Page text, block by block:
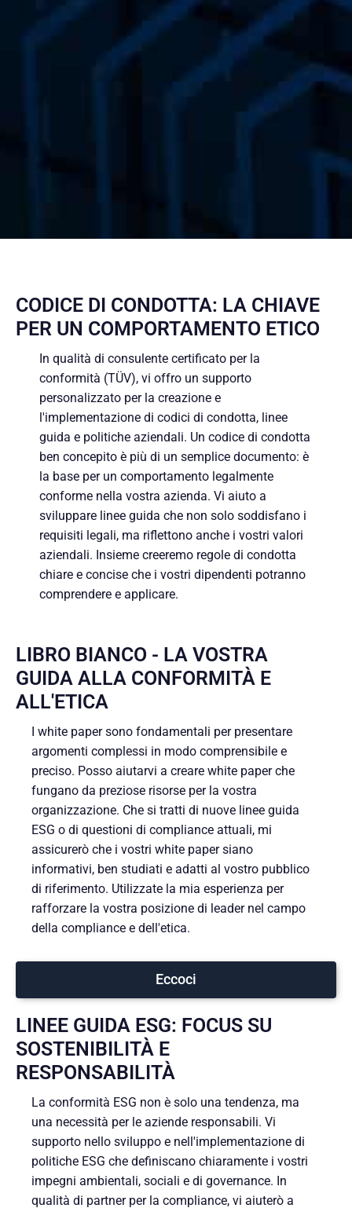
CODICE DI CONDOTTA: LA CHIAVE
PER UN COMPORTAMENTO ETICO
In qualità di consulente certificato per la
conformità (TÜV), vi offro un supporto
personalizzato per la creazione e
l'implementazione di codici di condotta, linee
guida e politiche aziendali. Un codice di condotta
ben concepito è più di un semplice documento: è
la base per un comportamento legalmente
conforme nella vostra azienda. Vi aiuto a
sviluppare linee guida che non solo soddisfano i
requisiti legali, ma riflettono anche i vostri valori
aziendali. Insieme creeremo regole di condotta
chiare e concise che i vostri dipendenti potranno
comprendere e applicare.
LIBRO BIANCO - LA VOSTRA
GUIDA ALLA CONFORMITÀ E
ALL'ETICA
I white paper sono fondamentali per presentare
argomenti complessi in modo comprensibile e
preciso. Posso aiutarvi a creare white paper che
fungano da preziose risorse per la vostra
organizzazione. Che si tratti di nuove linee guida
ESG o di questioni di compliance attuali, mi
assicurerò che i vostri white paper siano
informativi, ben studiati e adatti al vostro pubblico
di riferimento. Utilizzate la mia esperienza per
rafforzare la vostra posizione di leader nel campo
della compliance e dell'etica.
Eccoci
LINEE GUIDA ESG: FOCUS SU
SOSTENIBILITÀ E
RESPONSABILITÀ
La conformità ESG non è solo una tendenza, ma
una necessità per le aziende responsabili. Vi
supporto nello sviluppo e nell'implementazione di
politiche ESG che definiscano chiaramente i vostri
impegni ambientali, sociali e di governance. In
qualità di partner per la compliance, vi aiuterò a